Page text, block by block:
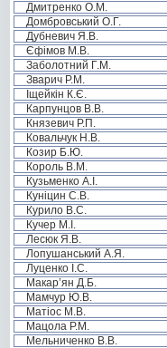
Дмитренко О.М.
Домбровський О.Г.
Дубневич Я.В.
Єфімов М.В.
Заболотний Г.М.
Зварич Р.М.
Іщейкін К.Є.
Карпунцов В.В.
Князевич Р.П.
Ковальчук Н.В.
Козир Б.Ю.
Король В.М.
Кузьменко А.І.
Куніцин С.В.
Курило В.С.
Кучер М.І.
Лесюк Я.В.
Лопушанський А.Я.
Луценко І.С.
Макар’ян Д.Б.
Мамчур Ю.В.
Матіос М.В.
Мацола Р.М.
Мельниченко В.В.